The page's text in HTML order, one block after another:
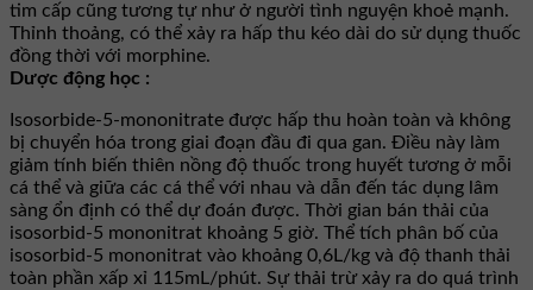
tim cấp cũng tương tự như ở người tình nguyện khoẻ mạnh.
Thỉnh thoảng, có thể xảy ra hấp thu kéo dài do sử dụng thuốc
đồng thời với morphine.
Dược động học :
Isosorbide-5-mononitrate được hấp thu hoàn toàn và không
bị chuyển hóa trong giai đoạn đầu đi qua gan. Ðiều này làm
giảm tính biến thiên nồng độ thuốc trong huyết tương ở mỗi
cá thể và giữa các cá thể với nhau và dẫn đến tác dụng lâm
sàng ổn định có thể dự đoán được. Thời gian bán thải của
isosorbid-5 mononitrat khoảng 5 giờ. Thể tích phân bố của
isosorbid-5 mononitrat vào khoảng 0,6L/kg và độ thanh thải
toàn phần xấp xỉ 115mL/phút. Sự thải trừ xảy ra do quá trình